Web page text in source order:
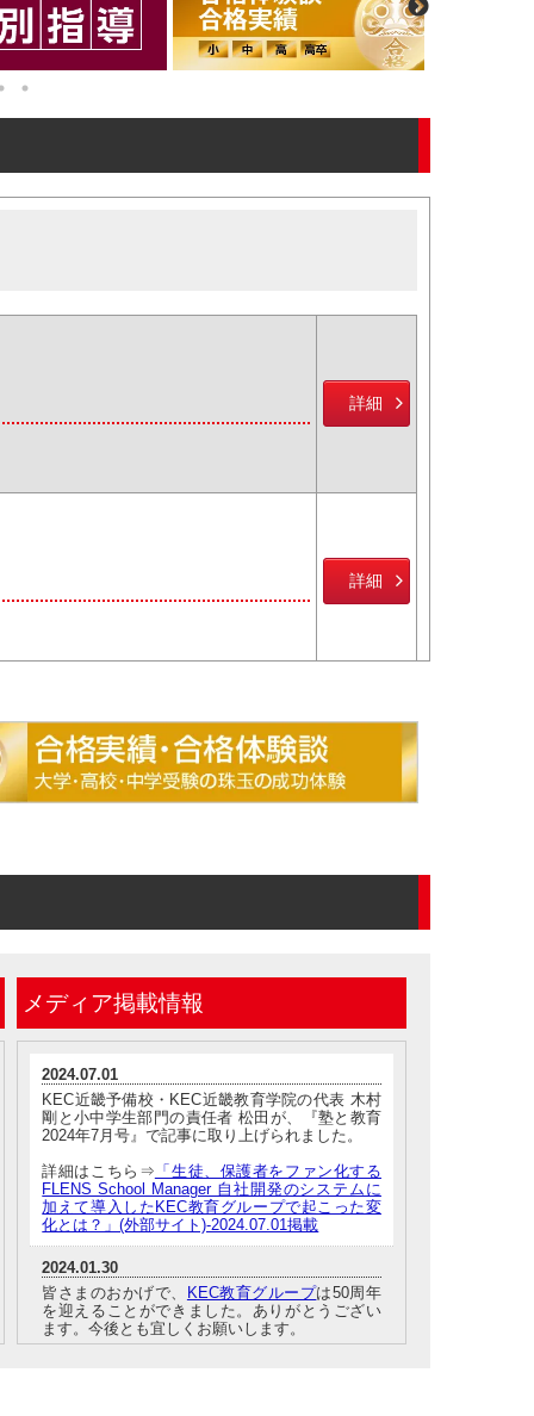
詳細
詳細
限ります。
詳細
キャンペーン
限ります。
詳細
詳細
メディア掲載情報
2024.07.01
KEC近畿予備校・KEC近畿教育学院の代表 木村
剛と小中学生部門の責任者 松田が、『塾と教育
2024年7月号』で記事に取り上げられました。
詳細はこちら⇒ 「生徒、保護者をファン化する
FLENS School Manager 自社開発のシステムに
加えて導入したKEC教育グループで起こった変
化とは？」(外部サイト)-2024.07.01掲載
2024.01.30
皆さまのおかげで、 KEC教育グループは50周年
を迎えることができました。ありがとうござい
ます。今後とも宜しくお願いします。